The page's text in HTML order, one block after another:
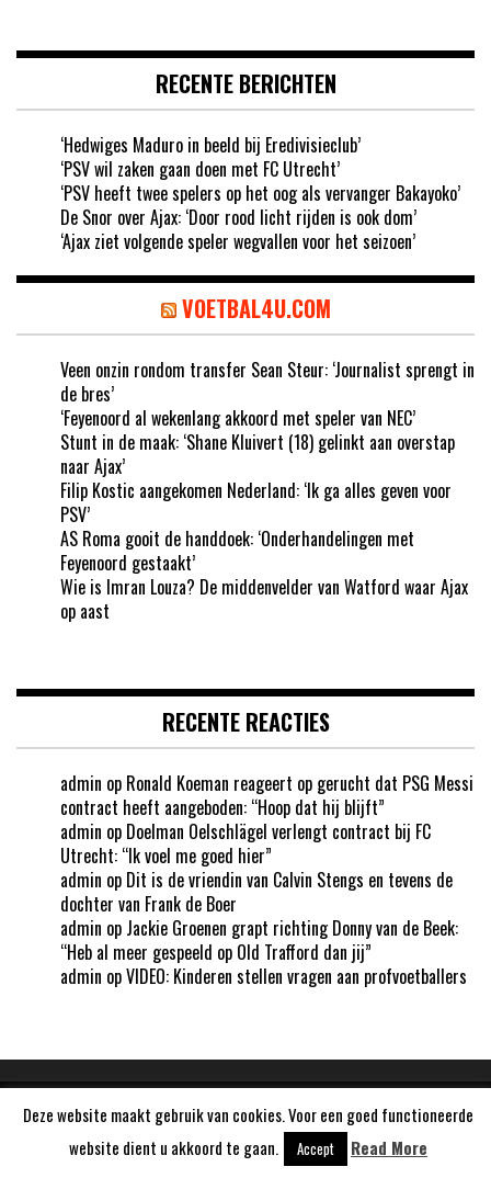
RECENTE BERICHTEN
‘Hedwiges Maduro in beeld bij Eredivisieclub’
‘PSV wil zaken gaan doen met FC Utrecht’
‘PSV heeft twee spelers op het oog als vervanger Bakayoko’
De Snor over Ajax: ‘Door rood licht rijden is ook dom’
‘Ajax ziet volgende speler wegvallen voor het seizoen’
VOETBAL4U.COM
Veen onzin rondom transfer Sean Steur: ‘Journalist sprengt in
de bres’
‘Feyenoord al wekenlang akkoord met speler van NEC’
Stunt in de maak: ‘Shane Kluivert (18) gelinkt aan overstap
naar Ajax’
Filip Kostic aangekomen Nederland: ‘Ik ga alles geven voor
PSV’
AS Roma gooit de handdoek: ‘Onderhandelingen met
Feyenoord gestaakt’
Wie is Imran Louza? De middenvelder van Watford waar Ajax
op aast
RECENTE REACTIES
admin op Ronald Koeman reageert op gerucht dat PSG Messi
contract heeft aangeboden: “Hoop dat hij blijft”
admin op Doelman Oelschlägel verlengt contract bij FC
Utrecht: “Ik voel me goed hier”
admin op Dit is de vriendin van Calvin Stengs en tevens de
dochter van Frank de Boer
admin op Jackie Groenen grapt richting Donny van de Beek:
“Heb al meer gespeeld op Old Trafford dan jij”
admin opVIDEO: Kinderen stellen vragen aan profvoetballers
Aangedreven doorWordPress
Deze website maakt gebruik van cookies. Voor een goed functioneerde
website dient u akkoord te gaan.
Accept Read More